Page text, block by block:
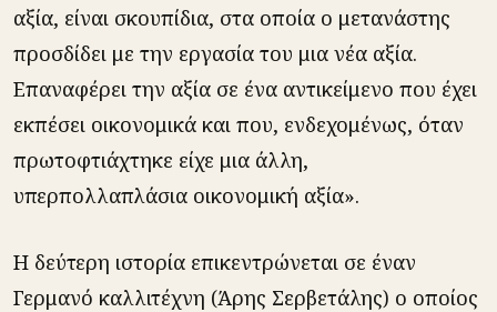
αξία, είναι σκουπίδια, στα οποία ο μετανάστης
προσδίδει με την εργασία του μια νέα αξία.
Επαναφέρει την αξία σε ένα αντικείμενο που έχει
εκπέσει οικονομικά και που, ενδεχομένως, όταν
πρωτοφτιάχτηκε είχε μια άλλη,
υπερπολλαπλάσια οικονομική αξία».
Η δεύτερη ιστορία επικεντρώνεται σε έναν
Γερμανό καλλιτέχνη (Άρης Σερβετάλης) ο οποίος